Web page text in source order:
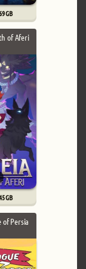
GB
of Aferi
GB
of Persia